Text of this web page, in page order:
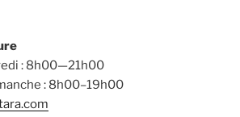
: 8h00—21h00
: 8h00–19h00